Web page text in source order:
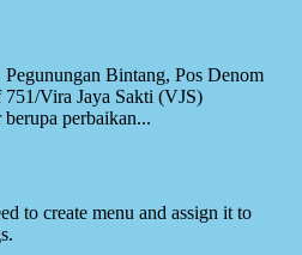
Bintang, Pos Denom
751/Vira Jaya Sakti (VJS)
perbaikan...
to create menu and assign it to